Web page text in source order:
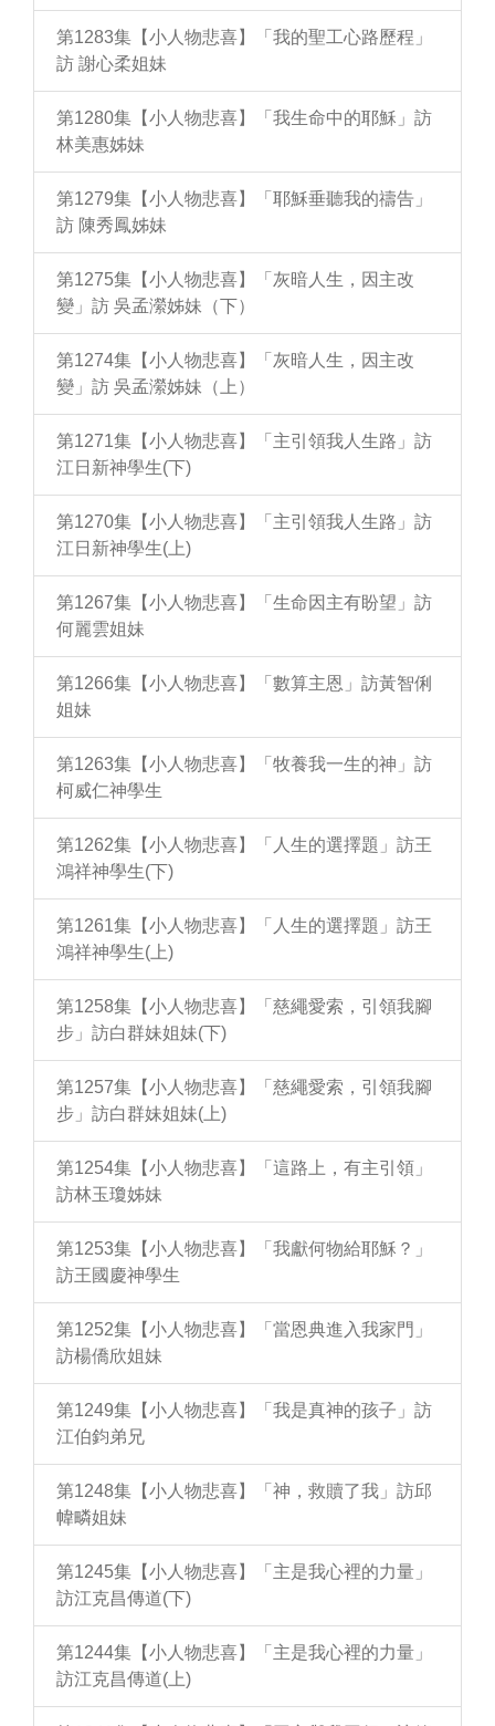
第1283集【小人物悲喜】「我的聖工心路歷程」
訪 謝心柔姐妹
第1280集【小人物悲喜】「我生命中的耶穌」訪
林美惠姊妹
第1279集【小人物悲喜】「耶穌垂聽我的禱告」
訪 陳秀鳳姊妹
第1275集【小人物悲喜】「灰暗人生，因主改
變」訪 吳孟瀠姊妹（下）
第1274集【小人物悲喜】「灰暗人生，因主改
變」訪 吳孟瀠姊妹（上）
第1271集【小人物悲喜】「主引領我人生路」訪
江日新神學生(下)
第1270集【小人物悲喜】「主引領我人生路」訪
江日新神學生(上)
第1267集【小人物悲喜】「生命因主有盼望」訪
何麗雲姐妹
第1266集【小人物悲喜】「數算主恩」訪黃智俐
姐妹
第1263集【小人物悲喜】「牧養我一生的神」訪
柯威仁神學生
第1262集【小人物悲喜】「人生的選擇題」訪王
鴻祥神學生(下)
第1261集【小人物悲喜】「人生的選擇題」訪王
鴻祥神學生(上)
第1258集【小人物悲喜】「慈繩愛索，引領我腳
步」訪白群妹姐妹(下)
第1257集【小人物悲喜】「慈繩愛索，引領我腳
步」訪白群妹姐妹(上)
第1254集【小人物悲喜】「這路上，有主引領」
訪林玉瓊姊妹
第1253集【小人物悲喜】「我獻何物給耶穌？」
訪王國慶神學生
第1252集【小人物悲喜】「當恩典進入我家門」
訪楊僑欣姐妹
第1249集【小人物悲喜】「我是真神的孩子」訪
江伯鈞弟兄
第1248集【小人物悲喜】「神，救贖了我」訪邱
幃疄姐妹
第1245集【小人物悲喜】「主是我心裡的力量」
訪江克昌傳道(下)
第1244集【小人物悲喜】「主是我心裡的力量」
訪江克昌傳道(上)